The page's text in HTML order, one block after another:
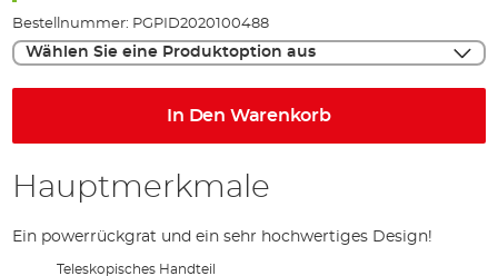
Bestellnummer: PGPID2020100488
Wählen Sie eine Produktoption aus
In Den Warenkorb
Hauptmerkmale
Ein powerrückgrat und ein sehr hochwertiges Design!
Teleskopisches Handteil